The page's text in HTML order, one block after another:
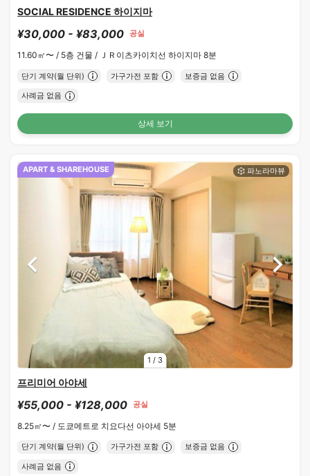
SOCIAL RESIDENCE 하이지마
¥30,000 - ¥83,000 공실
11.60㎡〜 / 5층 건물 / ＪＲ이츠카이치선 하이지마 8분
단기 계약(월 단위) 가구가전 포함 보증금 없음
사례금 없음
상세 보기
1 / 3
APART & SHAREHOUSE
프리미어 아야세
¥55,000 - ¥128,000 공실
8.25㎡〜 / 도쿄메트로 치요다선 아야세 5분
단기 계약(월 단위) 가구가전 포함 보증금 없음
사례금 없음